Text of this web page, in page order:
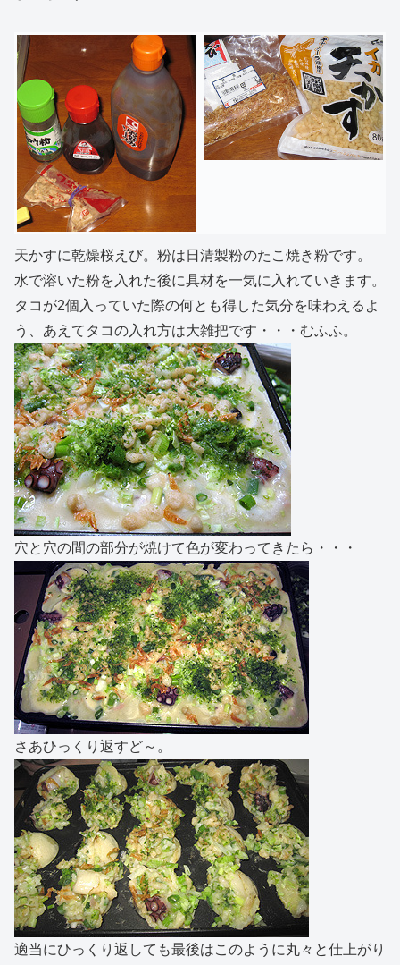
天かすに乾燥桜えび。粉は日清製粉のたこ焼き粉です。
水で溶いた粉を入れた後に具材を一気に入れていきます。
タコが2個入っていた際の何とも得した気分を味わえるよ
う、あえてタコの入れ方は大雑把です・・・むふふ。
穴と穴の間の部分が焼けて色が変わってきたら・・・
さあひっくり返すど～。
適当にひっくり返しても最後はこのように丸々と仕上がり